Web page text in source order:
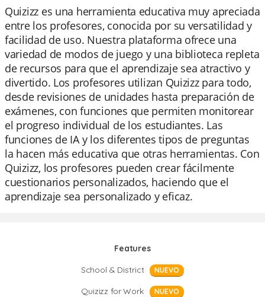
Quizizz es una herramienta educativa muy apreciada
entre los profesores, conocida por su versatilidad y
facilidad de uso. Nuestra plataforma ofrece una
variedad de modos de juego y una biblioteca repleta
de recursos para que el aprendizaje sea atractivo y
divertido. Los profesores utilizan Quizizz para todo,
desde revisiones de unidades hasta preparación de
exámenes, con funciones que permiten monitorear
el progreso individual de los estudiantes. Las
funciones de IA y los diferentes tipos de preguntas
la hacen más educativa que otras herramientas. Con
Quizizz, los profesores pueden crear fácilmente
cuestionarios personalizados, haciendo que el
aprendizaje sea personalizado y eficaz.
Features
School & District
NUEVO
Quizizz for Work NUEVO